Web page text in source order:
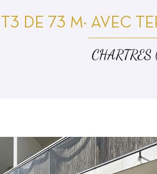
DE 73 M² AVEC